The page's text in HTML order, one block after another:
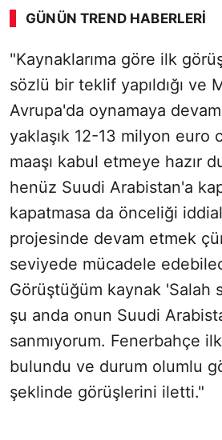
GÜNÜN TREND HABERLERI
00:02 / 09:08
"Kaynaklarıma göre ilk
sözlü bir teklif yapıldığı ve
Avrupa'da oynamaya
yaklaşık 12-13 milyon euro
maaşı kabul etmeye hazır
henüz Suudi Arabistan'a
kapatmasa da önceliği
projesinde devam etmek
seviyede mücadele
Görüştüğüm kaynak 'Salah
şu anda onun Suudi
sanmıyorum. Fenerbahçe
bulundu ve durum olumlu
şeklinde görüşlerini iletti."